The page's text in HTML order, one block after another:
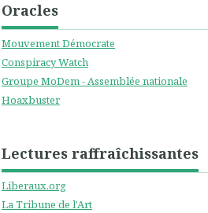
Oracles
Mouvement Démocrate
Conspiracy Watch
Groupe MoDem - Assemblée nationale
Hoaxbuster
Lectures raffraîchissantes
Liberaux.org
La Tribune de l'Art